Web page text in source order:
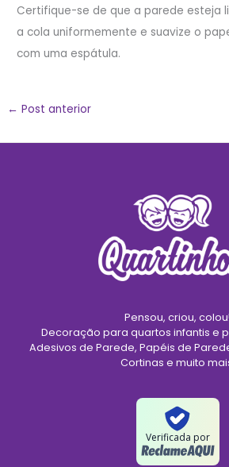
Certifique-se de que a parede esteja
a cola uniformemente e suavize o
com uma espátula.
← Post anterior
Pensou, criou, colou!
Decoração para quartos infantis e
Adesivos de Parede, Papéis de
Cortinas e muito
Verificada por